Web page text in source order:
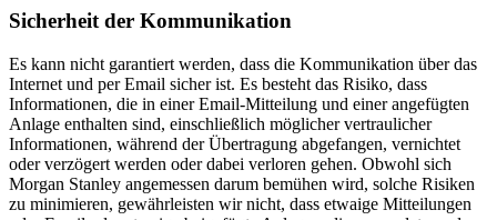
Sicherheit der Kommunikation
Es kann nicht garantiert werden, dass die Kommunikation über das
Internet und per Email sicher ist. Es besteht das Risiko, dass
Informationen, die in einer Email-Mitteilung und einer angefügten
Anlage enthalten sind, einschließlich möglicher vertraulicher
Informationen, während der Übertragung abgefangen, vernichtet
oder verzögert werden oder dabei verloren gehen. Obwohl sich
Morgan Stanley angemessen darum bemühen wird, solche Risiken
zu minimieren, gewährleisten wir nicht, dass etwaige Mitteilungen